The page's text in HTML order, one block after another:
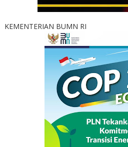
KEMENTERIAN BUMN RI